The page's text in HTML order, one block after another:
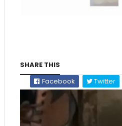
SHARE THIS
Facebook
Twitter